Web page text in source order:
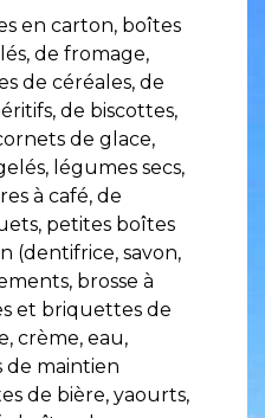
en carton, boîtes
de fromage,
de céréales, de
de biscottes,
de glace,
légumes secs,
à café, de
petites boîtes
(dentifrice, savon,
brosse à
et briquettes de
crème, eau,
de maintien
de bière, yaourts,